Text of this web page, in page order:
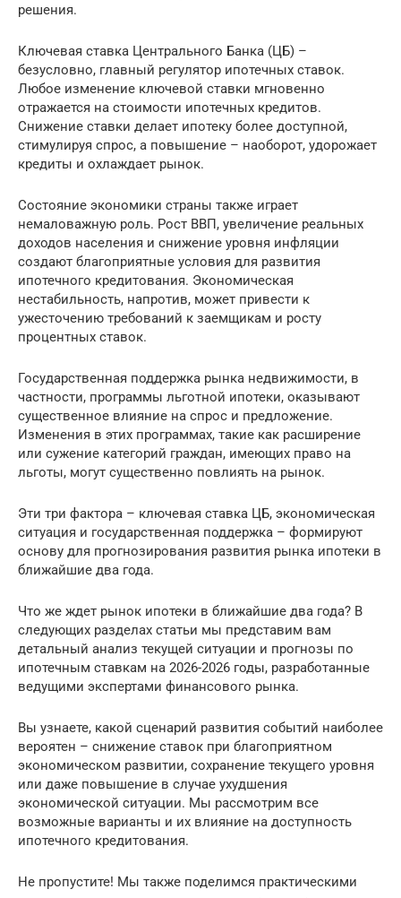
решения.
Ключевая ставка Центрального Банка (ЦБ) –
безусловно, главный регулятор ипотечных ставок.
Любое изменение ключевой ставки мгновенно
отражается на стоимости ипотечных кредитов.
Снижение ставки делает ипотеку более доступной,
стимулируя спрос, а повышение – наоборот, удорожает
кредиты и охлаждает рынок.
Состояние экономики страны также играет
немаловажную роль. Рост ВВП, увеличение реальных
доходов населения и снижение уровня инфляции
создают благоприятные условия для развития
ипотечного кредитования. Экономическая
нестабильность, напротив, может привести к
ужесточению требований к заемщикам и росту
процентных ставок.
Государственная поддержка рынка недвижимости, в
частности, программы льготной ипотеки, оказывают
существенное влияние на спрос и предложение.
Изменения в этих программах, такие как расширение
или сужение категорий граждан, имеющих право на
льготы, могут существенно повлиять на рынок.
Эти три фактора – ключевая ставка ЦБ, экономическая
ситуация и государственная поддержка – формируют
основу для прогнозирования развития рынка ипотеки в
ближайшие два года.
Что же ждет рынок ипотеки в ближайшие два года? В
следующих разделах статьи мы представим вам
детальный анализ текущей ситуации и прогнозы по
ипотечным ставкам на 2026-2026 годы, разработанные
ведущими экспертами финансового рынка.
Вы узнаете, какой сценарий развития событий наиболее
вероятен – снижение ставок при благоприятном
экономическом развитии, сохранение текущего уровня
или даже повышение в случае ухудшения
экономической ситуации. Мы рассмотрим все
возможные варианты и их влияние на доступность
ипотечного кредитования.
Не пропустите! Мы также поделимся практическими